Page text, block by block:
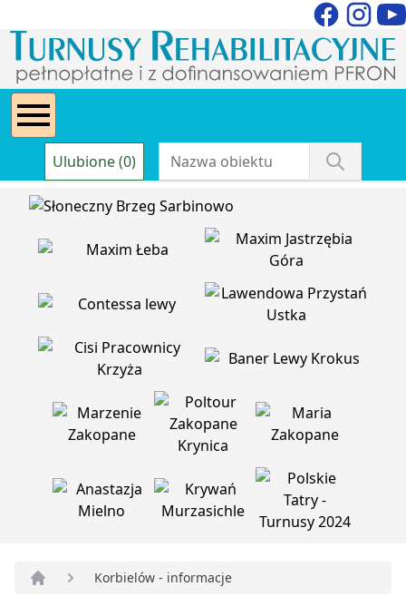
Ulubione (0)
Korbielów - informacje